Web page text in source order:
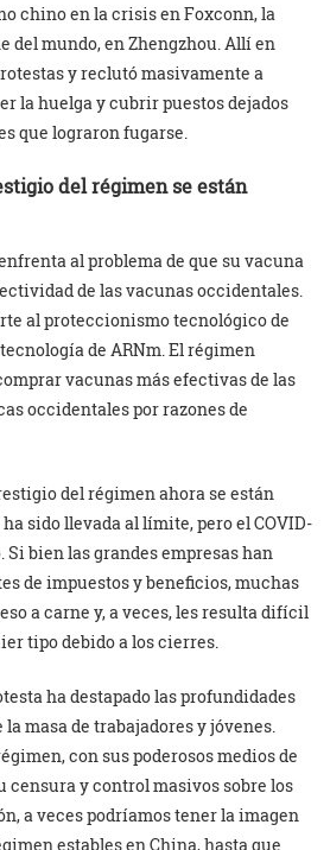
chino en la crisis en Foxconn, la
del mundo, en Zhengzhou. Allí en
y reclutó masivamente a
la huelga y cubrir puestos dejados
que lograron fugarse.
del régimen se están
al problema de que su vacuna
de las vacunas occidentales.
al proteccionismo tecnológico de
de ARNm. El régimen
vacunas más efectivas de las
occidentales por razones de
del régimen ahora se están
sido llevada al límite, pero el COVID-
Si bien las grandes empresas han
de impuestos y beneficios, muchas
a carne y, a veces, les resulta difícil
tipo debido a los cierres.
ha destapado las profundidades
masa de trabajadores y jóvenes.
con sus poderosos medios de
censura y control masivos sobre los
a veces podríamos tener la imagen
estables en China, hasta que